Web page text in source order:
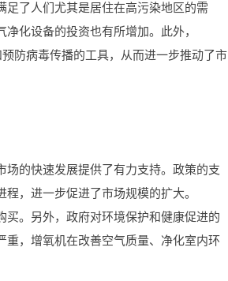
了人们尤其是居住在高污染地区的需
化设备的投资也有所增加。此外，
防病毒传播的工具，从而进一步推动了市
的快速发展提供了有力支持。政策的支
，进一步促进了市场规模的扩大。
。另外，政府对环境保护和健康促进的
，增氧机在改善空气质量、净化室内环